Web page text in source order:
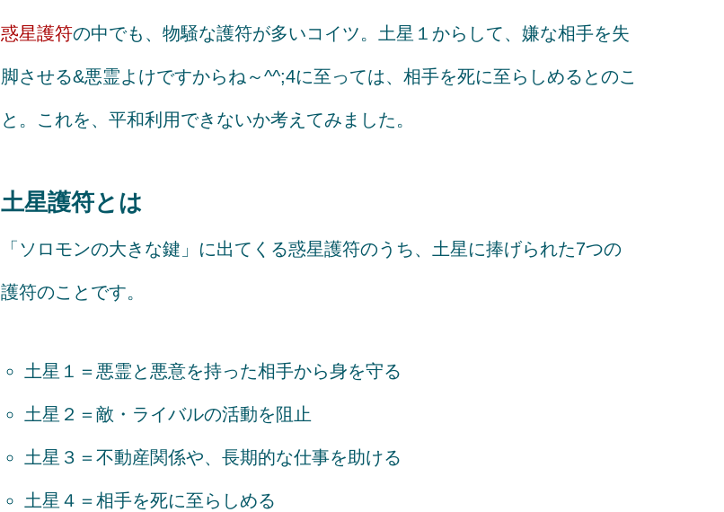
惑星護符の中でも、物騒な護符が多いコイツ。土星１からして、嫌な相手を失
脚させる&悪霊よけですからね～^^;4に至っては、相手を死に至らしめるとのこ
と。これを、平和利用できないか考えてみました。
土星護符とは
「ソロモンの大きな鍵」に出てくる惑星護符のうち、土星に捧げられた7つの
護符のことです。
土星１＝悪霊と悪意を持った相手から身を守る
土星２＝敵・ライバルの活動を阻止
土星３＝不動産関係や、長期的な仕事を助ける
土星４＝相手を死に至らしめる